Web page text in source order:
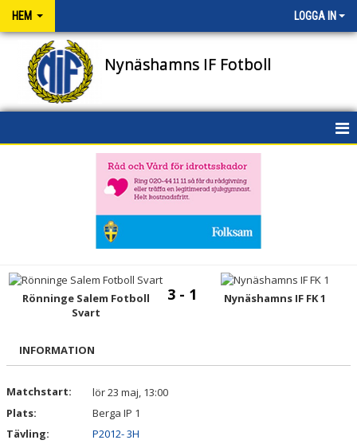
HEM LOGGA IN
Nynäshamns IF Fotboll
NIFENS FOND
VÅRA LAG/TRÄNARE
CUPER
Rönninge Salem Fotboll
Svart
3 - 1 Nynäshamns IF FK 1
INFORMATION
Matchstart:
lör 23 maj, 13:00
Plats:
Berga IP 1
Tävling:
P2012- 3H